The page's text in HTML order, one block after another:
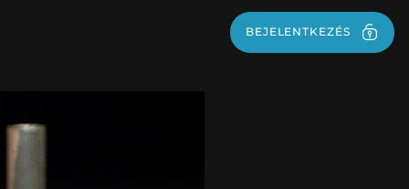
BEJELENTKEZÉS
BEJELENTKEZÉS